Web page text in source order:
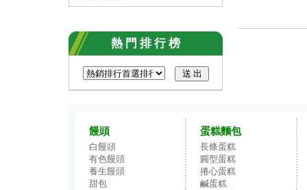
熱 門 排 行 榜
饅頭
白饅頭
有色饅頭
養生饅頭
甜包
蛋糕麵包
長條蛋糕
圓型蛋糕
捲心蛋糕
鹹蛋糕